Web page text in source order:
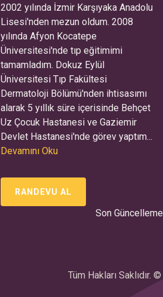
2002 yılında İzmir Karşıyaka Anadolu
Lisesi'nden mezun oldum. 2008
yılında Afyon Kocatepe
Üniversitesi'nde tıp eğitimimi
tamamladım. Dokuz Eylül
Üniversitesi Tıp Fakültesi
Dermatoloji Bölümü'nden ihtisasımı
alarak 5 yıllık süre içerisinde Behçet
Uz Çocuk Hastanesi ve Gaziemir
Devlet Hastanesi'nde görev yaptım...
Devamını Oku
RANDEVU AL
Son
Tüm Hakları Saklıdır.